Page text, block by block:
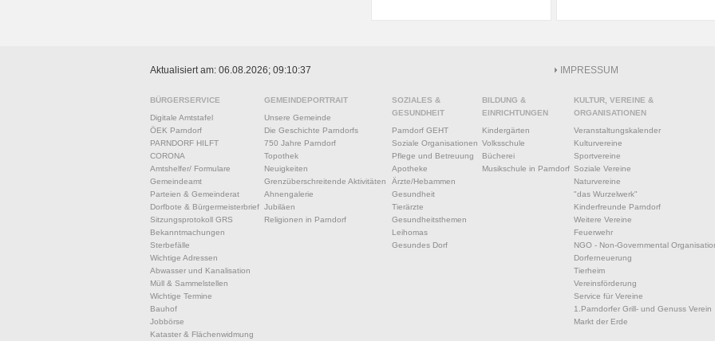
Aktualisiert am: 06.08.2026; 09:10:37 IMPRESSUM
BÜRGERSERVICE
Digitale Amtstafel
ÖEK Parndorf
PARNDORF HILFT
CORONA
Amtshelfer/ Formulare
Gemeindeamt
Parteien & Gemeinderat
Dorfbote & Bürgermeisterbrief
Sitzungsprotokoll GRS
Bekanntmachungen
Sterbefälle
Wichtige Adressen
Abwasser und Kanalisation
Müll & Sammelstellen
Wichtige Termine
Bauhof
Jobbörse
Kataster & Flächenwidmung
GEMEINDEPORTRAIT
Unsere Gemeinde
Die Geschichte Parndorfs
750 Jahre Parndorf
Topothek
Neuigkeiten
Grenzüberschreitende Aktivitäten
Ahnengalerie
Jubiläen
Religionen in Parndorf
SOZIALES &
GESUNDHEIT
Parndorf GEHT
Soziale Organisationen
Pflege und Betreuung
Apotheke
Ärzte/Hebammen
Gesundheit
Tierärzte
Gesundheitsthemen
Leihomas
Gesundes Dorf
BILDUNG &
EINRICHTUNGEN
Kindergärten
Volksschule
Bücherei
Musikschule in Parndorf
KULTUR, VEREINE &
ORGANISATIONEN
Veranstaltungskalender
Kulturvereine
Sportvereine
Soziale Vereine
Naturvereine
"das Wurzelwerk"
Kinderfreunde Parndorf
Weitere Vereine
Feuerwehr
NGO - Non-Governmental
Dorferneuerung
Tierheim
Vereinsförderung
Service für Vereine
1.Parndorfer Grill- und Genuss Verein
Markt der Erde